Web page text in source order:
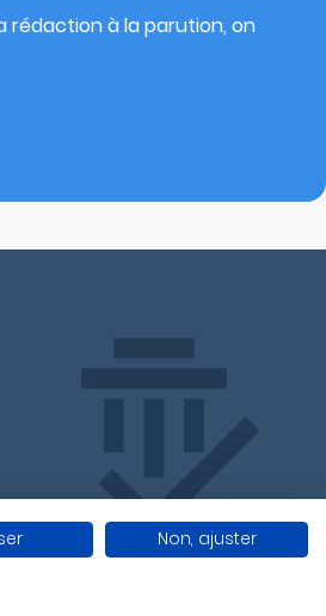
rédaction à la parution, on
Non, ajuster